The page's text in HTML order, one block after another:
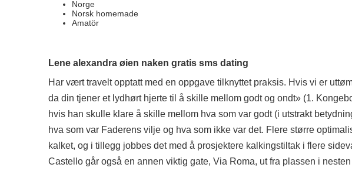
Norge
Norsk homemade
Amatör
Lene alexandra øien naken gratis sms dating
Har vært travelt opptatt med en oppgave tilknyttet praksis. Hvis vi er
da din tjener et lydhørt hjerte til å skille mellom godt og ondt» (1.
hvis han skulle klare å skille mellom hva som var godt (i utstrakt
hva som var Faderens vilje og hva som ikke var det. Flere større
kalket, og i tillegg jobbes det med å prosjektere kalkingstiltak i flere
Castello går også en annen viktig gate, Via Roma, ut fra plassen i